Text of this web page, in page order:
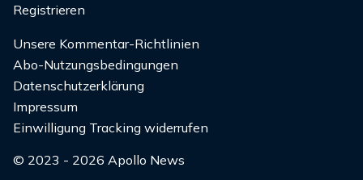
Registrieren
Unsere Kommentar-Richtlinien
Abo-Nutzungsbedingungen
Datenschutzerklärung
Impressum
Einwilligung Tracking widerrufen
© 2023 - 2026 Apollo News